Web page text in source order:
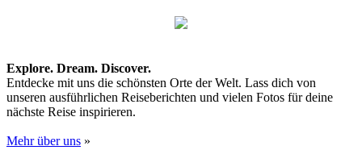
Explore. Dream. Discover.
Entdecke mit uns die schönsten Orte der Welt. Lass dich von
unseren ausführlichen Reiseberichten und vielen Fotos für deine
nächste Reise inspirieren.
Mehr über uns »